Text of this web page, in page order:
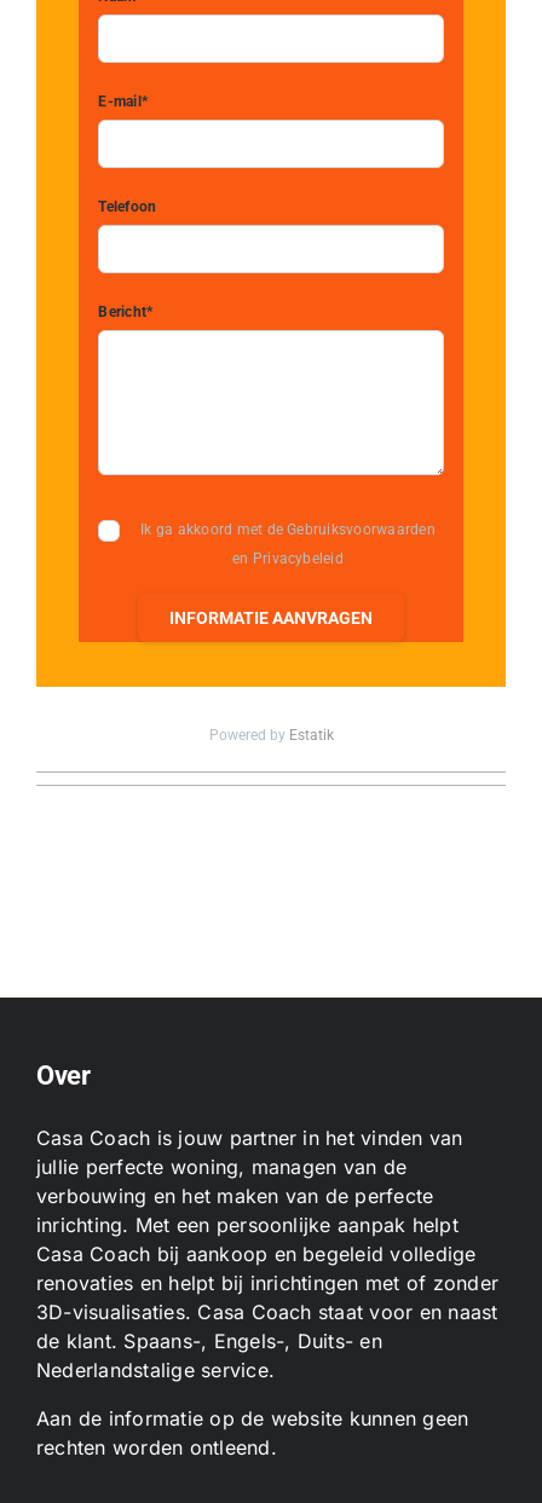
E-mail*
Telefoon
Bericht*
Ik ga akkoord met de Gebruiksvoorwaarden
en Privacybeleid
INFORMATIE AANVRAGEN
Powered by Estatik
Over
Casa Coach is jouw partner in het vinden van
jullie perfecte woning, managen van de
verbouwing en het maken van de perfecte
inrichting. Met een persoonlijke aanpak helpt
Casa Coach bij aankoop en begeleid volledige
renovaties en helpt bij inrichtingen met of zonder
3D-visualisaties. Casa Coach staat voor en naast
de klant. Spaans-, Engels-, Duits- en
Nederlandstalige service.
Aan de informatie op de website kunnen geen
rechten worden ontleend.